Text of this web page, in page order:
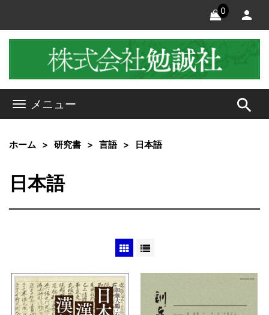
0
メニュー search
ホーム 研究書 言語 日本語
日本語